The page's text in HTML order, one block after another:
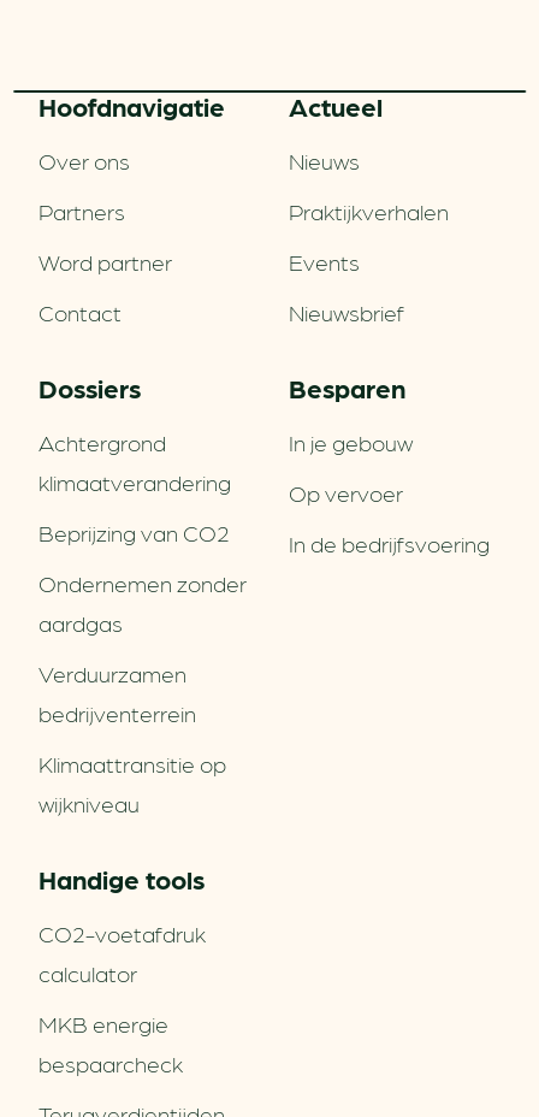
Hoofd­navigatie
Over ons
Partners
Word partner
Contact
Actueel
Nieuws
Praktijkverhalen
Events
Nieuwsbrief
Dossiers
Achtergrond
klimaatverandering
Beprijzing van CO2
Ondernemen zonder
aardgas
Verduurzamen
bedrijventerrein
Klimaattransitie op
wijkniveau
Besparen
In je gebouw
Op vervoer
In de bedrijfsvoering
Handige tools
CO2-voetafdruk
calculator
MKB energie
bespaarcheck